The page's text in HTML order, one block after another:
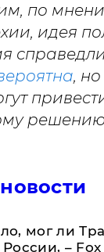
по
идея
,
мог ли
– Fox